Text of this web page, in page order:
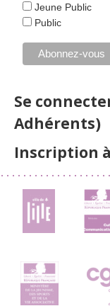
Jeune Public
Public
Se
Adhérents)
Inscription